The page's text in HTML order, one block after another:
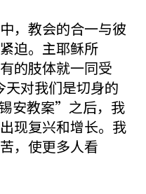
，教会的合一与彼
迫。主耶稣所
的肢体就一同受
对我们是切身的
安教案”之后，我
现复兴和增长。我
，使更多人看